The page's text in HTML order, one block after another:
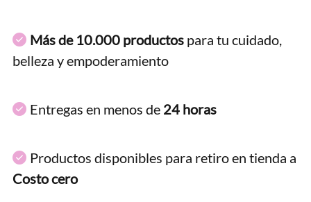
Más de 10.000 productos para tu cuidado,
belleza y empoderamiento
Entregas en menos de 24 horas
Productos disponibles para retiro en tienda a
Costo cero